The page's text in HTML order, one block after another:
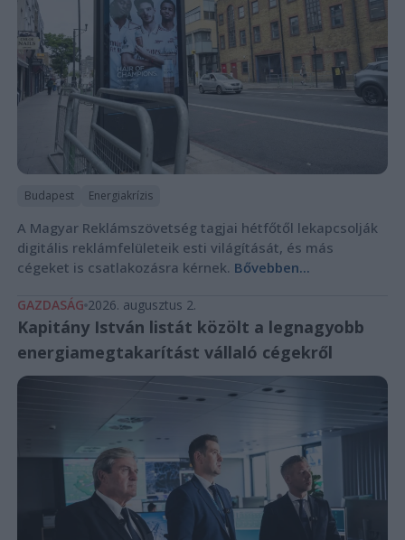
Budapest Energiakrízis
A Magyar Reklámszövetség tagjai hétfőtől lekapcsolják
digitális reklámfelületeik esti világítását, és más
cégeket is csatlakozásra kérnek. Bővebben...
GAZDASÁG 2026. augusztus 2.
Kapitány István listát közölt a legnagyobb
energiamegtakarítást vállaló cégekről